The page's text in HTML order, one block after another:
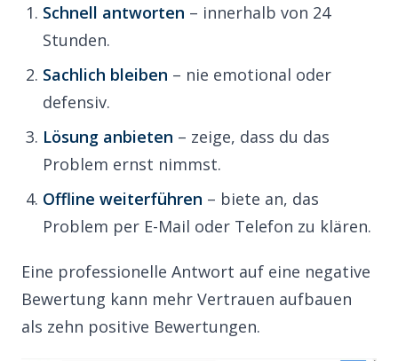
Schnell antworten – innerhalb von 24
Stunden.
Sachlich bleiben – nie emotional oder
defensiv.
Lösung anbieten – zeige, dass du das
Problem ernst nimmst.
Offline weiterführen – biete an, das
Problem per E-Mail oder Telefon zu klären.
Eine professionelle Antwort auf eine negative
Bewertung kann mehr Vertrauen aufbauen
als zehn positive Bewertungen.